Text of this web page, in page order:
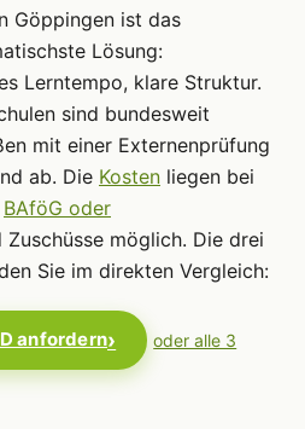
Göppingen ist das
Lösung:
Lerntempo, klare Struktur.
sind bundesweit
mit einer Externenprüfung
ab. Die Kosten liegen bei
BAföG oder
Zuschüsse möglich. Die drei
Sie im direkten Vergleich:
anfordern oder alle 3